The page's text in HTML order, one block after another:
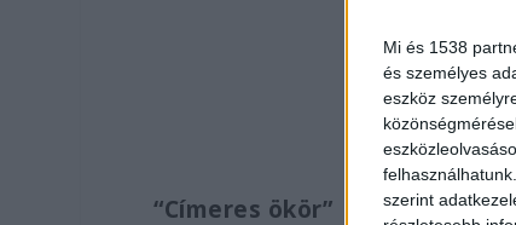
Mi és 1538
és személyes
eszköz
szerint
“Címeres ökör”